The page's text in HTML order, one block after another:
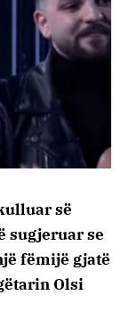
së
sugjeruar se
fëmijë gjatë
Olsi